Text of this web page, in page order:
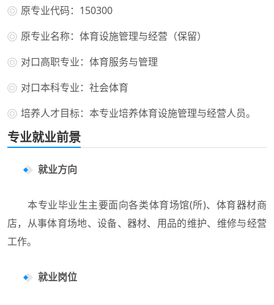
原专业代码：150300
原专业名称：体育设施管理与经营（保留）
对口高职专业：体育服务与管理
对口本科专业：社会体育
培养人才目标：本专业培养体育设施管理与经营人员。
专业就业前景
就业方向
本专业毕业生主要面向各类体育场馆(所)、体育器材商
店，从事体育场地、设备、器材、用品的维护、维修与经营
工作。
就业岗位